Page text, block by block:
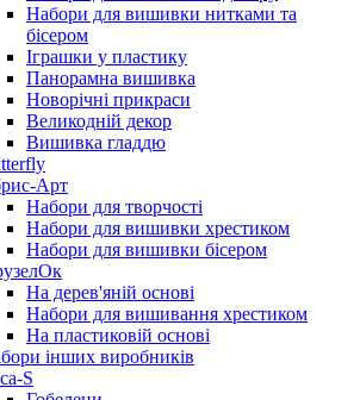
Набори для вишивки нитками та
бісером
Іграшки у пластику
Панорамна вишивка
Новорічні прикраси
Великодній декор
Вишивка гладдю
Арт
Набори для творчості
Набори для вишивки хрестиком
Набори для вишивки бісером
На дерев'яній основі
Набори для вишивання хрестиком
На пластиковій основі
інших виробників
S